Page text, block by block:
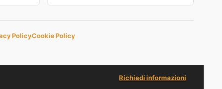
PolicyCookie Policy
Richiedi informazioni